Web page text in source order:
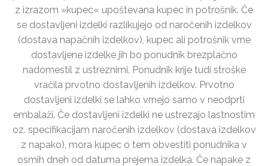
z izrazom »kupec« upoštevana kupec in potrošnik. Če
se dostavljeni izdelki razlikujejo od naročenih izdelkov
(dostava napačnih izdelkov), kupec ali potrošnik vrne
dostavljene izdelke jih bo ponudnik brezplačno
nadomestil z ustreznimi. Ponudnik krije tudi stroške
vračila prvotno dostavljenih izdelkov. Prvotno
dostavljeni izdelki se lahko vrnejo samo v neodprti
embalaži. Če dostavljeni izdelki ne ustrezajo lastnostim
oz. specifikacijam naročenih izdelkov (dostava izdelkov
z napako), mora kupec o tem obvestiti ponudnika v
osmih dneh od datuma prejema izdelka. Če napake z